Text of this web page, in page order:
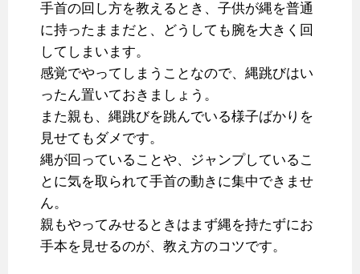
手首の回し方を教えるとき、子供が縄を普通
に持ったままだと、どうしても腕を大きく回
してしまいます。
感覚でやってしまうことなので、縄跳びはい
ったん置いておきましょう。
また親も、縄跳びを跳んでいる様子ばかりを
見せてもダメです。
縄が回っていることや、ジャンプしているこ
とに気を取られて手首の動きに集中できませ
ん。
親もやってみせるときはまず縄を持たずにお
手本を見せるのが、教え方のコツです。